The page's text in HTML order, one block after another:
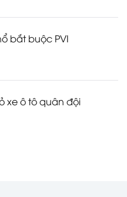
bắt buộc PVI
xe ô tô quân đội